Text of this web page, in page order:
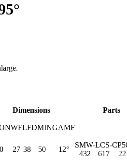
Dimensions
Parts
WFLFDMINGAMF
27 38 50 12°
SMW-
432
LCS-
617
22